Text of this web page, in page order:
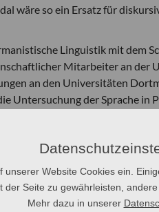
wäre so ein Ersatz für
Linguistik mit dem
Mitarbeiter an der
an den Universitäten
Untersuchung der Sprache
sowie die Geschichte
unserer Website Cookies ein.
der Seite zu gewährleisten,
Mehr dazu in unserer